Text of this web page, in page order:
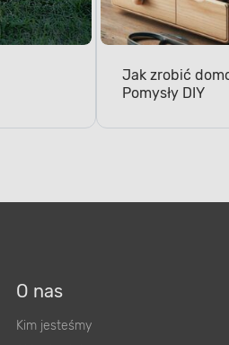
Jak zrobić
Pomysły DIY
O nas
Kim jesteśmy